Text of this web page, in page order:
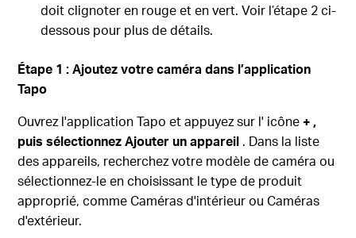
doit clignoter en rouge et en vert. Voir l’étape 2 ci-
dessous pour plus de détails.
Étape 1 : Ajoutez votre caméra dans l’application
Tapo
Ouvrez l'application Tapo et appuyez sur l' icône + ,
puis sélectionnezAjouter un appareil . Dans la liste
des appareils, recherchez votre modèle de caméra ou
sélectionnez-le en choisissant le type de produit
approprié, comme Caméras d'intérieur ou Caméras
d'extérieur.